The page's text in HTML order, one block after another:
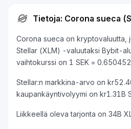
Tietoja: Corona sueca
Corona sueca on kryptovaluutta,
Stellar (XLM) -valuutaksi Bybit-
vaihtokurssi on 1 SEK =
Stellar:n markkina-arvo on
kaupankäyntivolyymi on kr1.31B
Liikkeellä oleva tarjonta on 34B